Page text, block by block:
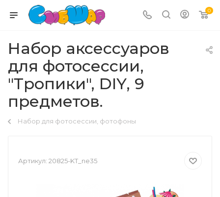
0
Набор аксессуаров
для фотосессии,
"Тропики", DIY, 9
предметов.
Набор для фотосессии, фотофоны
Артикул: 20825-KT_ne35